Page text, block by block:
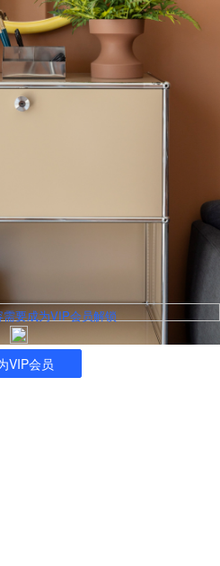
要成为VIP会员解锁
VIP会员